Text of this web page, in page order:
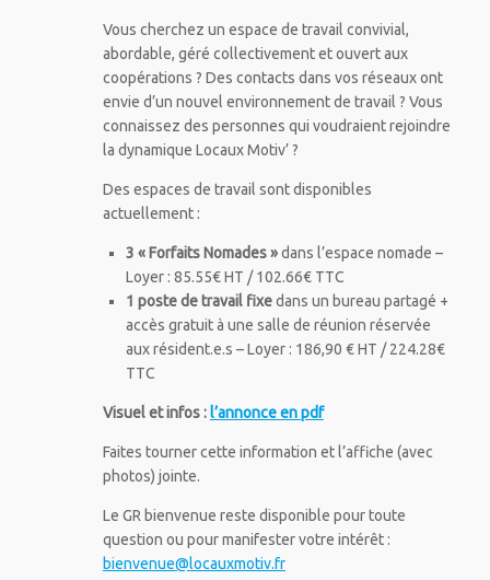
Vous cherchez un espace de travail convivial,
abordable, géré collectivement et ouvert aux
coopérations ? Des contacts dans vos réseaux ont
envie d’un nouvel environnement de travail ? Vous
connaissez des personnes qui voudraient rejoindre
la dynamique Locaux Motiv’ ?
Des espaces de travail sont disponibles
actuellement :
3 « Forfaits Nomades »dans l’espace nomade –
Loyer : 85.55€ HT / 102.66€ TTC
1 poste de travail fixedans un bureau partagé +
accès gratuit à une salle de réunion réservée
aux résident.e.s – Loyer : 186,90 € HT / 224.28€
TTC
Visuel et infos :l’annonce en pdf
Faites tourner cette information et l’affiche (avec
photos) jointe.
Le GR bienvenue reste disponible pour toute
question ou pour manifester votre intérêt :
bienvenue@locauxmotiv.fr